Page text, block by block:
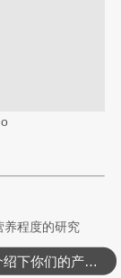
程度的研究
可以介绍下你们的产品么